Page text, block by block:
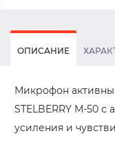
ОПИСАНИЕ
Микрофон
STELBERRY M-50
усиления и